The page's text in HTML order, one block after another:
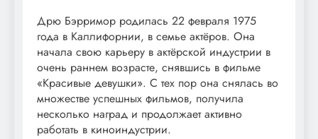
Дрю Бэрримор родилась 22 февраля 1975
года в Каллифорнии, в семье актёров. Она
начала свою карьеру в актёрской индустрии в
очень раннем возрасте, снявшись в фильме
«Красивые девушки». С тех пор она снялась во
множестве успешных фильмов, получила
несколько наград и продолжает активно
работать в киноиндустрии.